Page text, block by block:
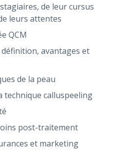
de leur cursus
leurs attentes
QCM
définition, avantages et
de la peau
technique calluspeeling
post-traitement
et marketing